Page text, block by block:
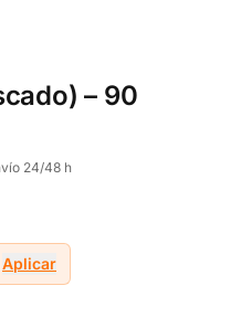
– 90
24/48 h
Aplicar